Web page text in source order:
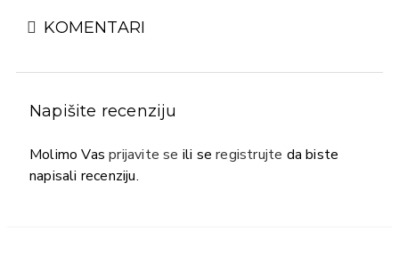
KOMENTARI
Napišite recenziju
Molimo Vasprijavite se ili seregistrujte da biste
napisali recenziju.